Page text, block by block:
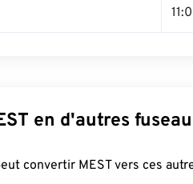
en d'autres
convertir MEST vers ces